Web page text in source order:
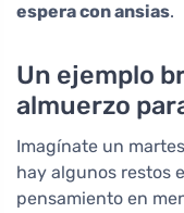
espera con ansias.
Un ejemplo
almuerzo
Imagínate un
hay algunos restos
pensamiento en